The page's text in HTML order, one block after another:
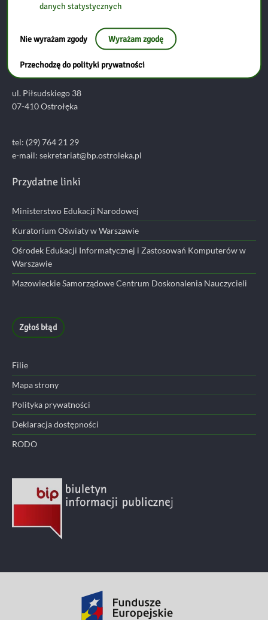
ul. Piłsudskiego 38
07-410 Ostrołęka
tel: (29) 764 21 29
e-mail: sekretariat@bp.ostroleka.pl
Przydatne linki
Ministerstwo Edukacji Narodowej
Kuratorium Oświaty w Warszawie
Ośrodek Edukacji Informatycznej i Zastosowań Komputerów w
Warszawie
Mazowieckie Samorządowe Centrum Doskonalenia Nauczycieli
Zgłoś błąd
Filie
Mapa strony
Polityka prywatności
Deklaracja dostępności
RODO
danych statystycznych
Nie wyrażam zgody Wyrażam zgodę
Przechodzę do polityki prywatności